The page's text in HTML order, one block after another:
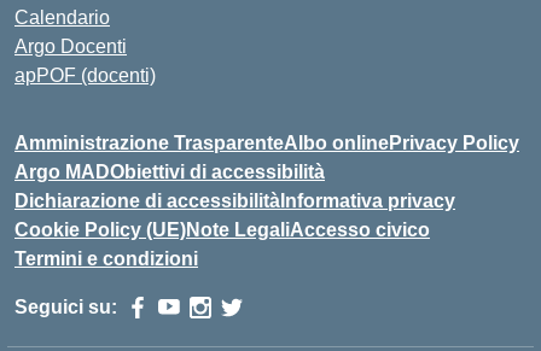
Calendario
Argo Docenti
apPOF (docenti)
Amministrazione TrasparenteAlbo onlinePrivacy Policy
Argo MADObiettivi di accessibilità
Dichiarazione di accessibilità Informativa privacy
Cookie Policy (UE)Note LegaliAccesso civico
Termini e condizioni
Seguici su: